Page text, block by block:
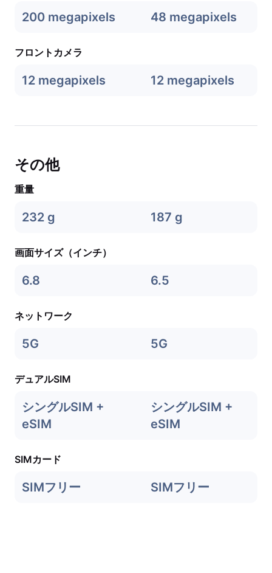
200 megapixels 48 megapixels
フロントカメラ
12 megapixels 12 megapixels
その他
重量
232 g 187 g
画面サイズ（インチ）
6.8 6.5
ネットワーク
5G 5G
デュアルSIM
シングルSIM +
eSIM
シングルSIM +
eSIM
SIMカード
SIMフリー SIMフリー